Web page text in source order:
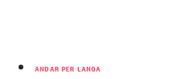
ANDAR PER LANGA